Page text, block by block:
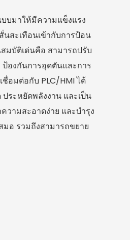
บมาให้มีความแข็งแรง
สะเทือนเข้ากับการป้อน
มบัติเด่นคือ สามารถปรับ
องกันการอุดตันและการ
อมต่อกับ PLC/HMI ได้
ระหยัดพลังงาน และเป็น
ามสะอาดง่าย และบำรุง
มอ รวมถึงสามารถขยาย